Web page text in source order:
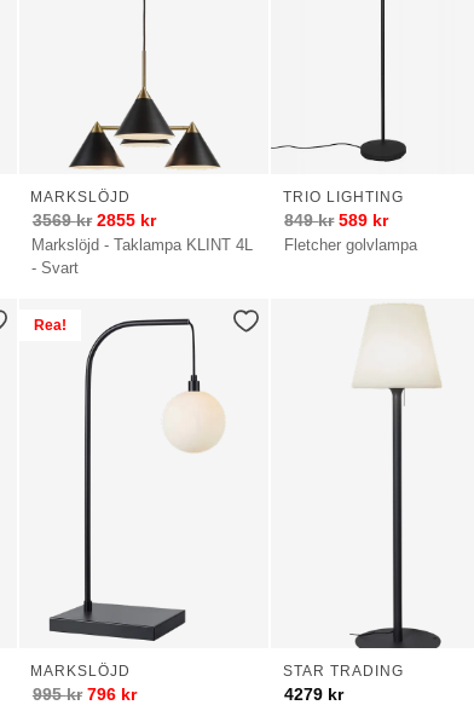
Markslöjd - Taklampa KLINT 4L
- Svart
MARKSLÖJD
3569kr 2855 kr
Fletcher golvlampa
TRIO LIGHTING
849kr 589 kr
Rea!
MARKSLÖJD
995kr 796 kr
STAR TRADING
4279 kr